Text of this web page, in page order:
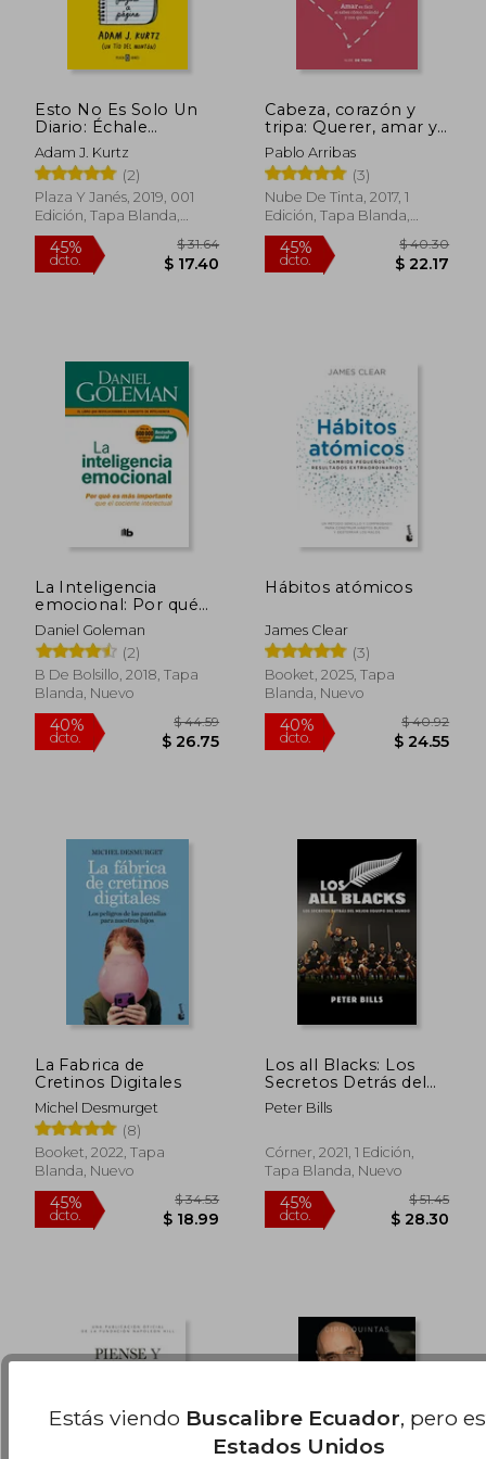
40%
45%
dcto.
$ 34.53
dcto.
Esto No Es Solo Un
Diario: Échale
Creatividad a Tu Vida...
Página a Página / 1 P
Age at a Time: A Daily
Creative Companion
Adam J. Kurtz
(2)
Plaza Y Janés, 2019, 001
Edición, Tapa Blanda,
Nuevo
45%
dcto.
Cabeza, corazón y
tripa: Querer, amar y
desear
Pablo Arribas
(3)
Nube De Tinta, 2017, 1
Edición, Tapa Blanda,
Usado
dcto.
La Inteligencia
emocional: Por qué
es más importante
que el cociente
intelectual
Daniel Goleman
(2)
B De Bolsillo, 2018, Tapa
Blanda, Nuevo
Hábitos atómicos
James Clear
(3)
Booket, 2025, Tapa
Blanda, Nuevo
La Fabrica de
Cretinos Digitales
Michel Desmurget
(8)
Booket, 2022, Tapa
Blanda, Nuevo
Los all Blacks: Los
Secretos Detrás del
Mejor Equipo del
Mundo
Peter Bills
Córner, 2021, 1 Edición,
Tapa Blanda, Nuevo
Estás viendo Buscalibre Ecuador, pero
Estados Unidos